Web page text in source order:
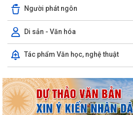
Người phát ngôn
Di sản - Văn hóa
Tác phẩm Văn học, nghệ thuật